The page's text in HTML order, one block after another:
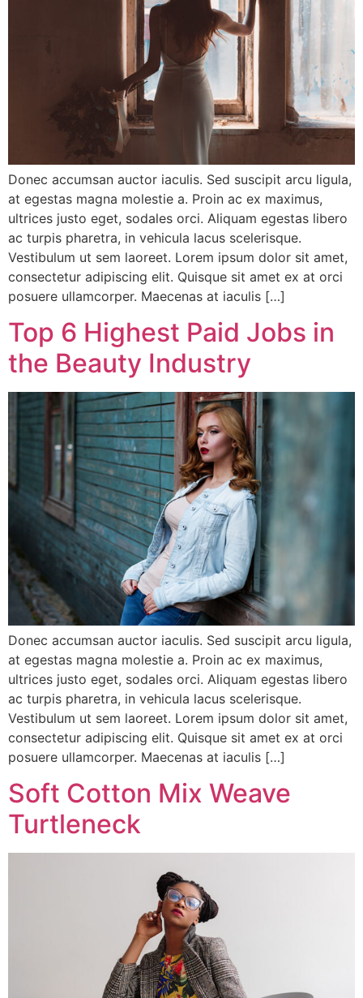
Donec accumsan auctor iaculis. Sed suscipit arcu ligula,
at egestas magna molestie a. Proin ac ex maximus,
ultrices justo eget, sodales orci. Aliquam egestas libero
ac turpis pharetra, in vehicula lacus scelerisque.
Vestibulum ut sem laoreet. Lorem ipsum dolor sit amet,
consectetur adipiscing elit. Quisque sit amet ex at orci
posuere ullamcorper. Maecenas at iaculis […]
Top 6 Highest Paid Jobs in
the Beauty Industry
Donec accumsan auctor iaculis. Sed suscipit arcu ligula,
at egestas magna molestie a. Proin ac ex maximus,
ultrices justo eget, sodales orci. Aliquam egestas libero
ac turpis pharetra, in vehicula lacus scelerisque.
Vestibulum ut sem laoreet. Lorem ipsum dolor sit amet,
consectetur adipiscing elit. Quisque sit amet ex at orci
posuere ullamcorper. Maecenas at iaculis […]
Soft Cotton Mix Weave
Turtleneck